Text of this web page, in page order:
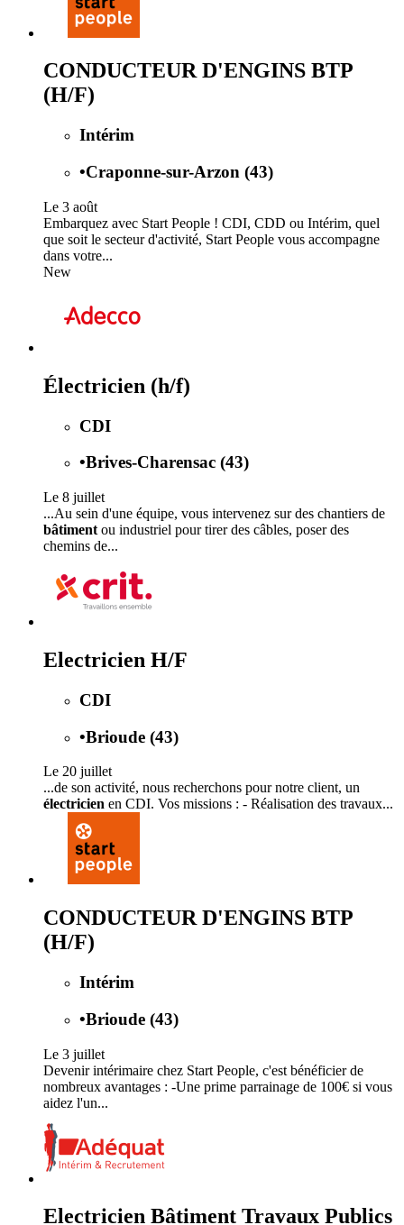
CONDUCTEUR D'ENGINS BTP
(H/F)
Intérim
•Craponne-sur-Arzon (43)
Le 3 août
Embarquez avec Start People ! CDI, CDD ou Intérim, quel
que soit le secteur d'activité, Start People vous accompagne
dans votre...
New
Électricien (h/f)
CDI
•Brives-Charensac (43)
Le 8 juillet
...Au sein d'une équipe, vous intervenez sur des chantiers de
bâtiment ou industriel pour tirer des câbles, poser des
chemins de...
Electricien H/F
CDI
•Brioude (43)
Le 20 juillet
...de son activité, nous recherchons pour notre client, un
électricien en CDI. Vos missions : - Réalisation des travaux...
CONDUCTEUR D'ENGINS BTP
(H/F)
Intérim
•Brioude (43)
Le 3 juillet
Devenir intérimaire chez Start People, c'est bénéficier de
nombreux avantages : -Une prime parrainage de 100€ si vous
aidez l'un...
Electricien Bâtiment Travaux Publics